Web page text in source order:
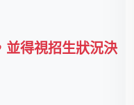
並得視招生狀況決